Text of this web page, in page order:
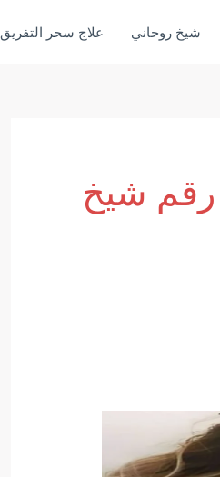
شيخ روحاني علاج سحر التفريق
طريقة: رقم شيخ